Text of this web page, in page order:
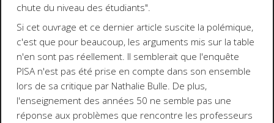
chute du niveau des étudiants".
Si cet ouvrage et ce dernier article suscite la polémique,
c'est que pour beaucoup, les arguments mis sur la table
n'en sont pas réellement. Il semblerait que l'enquête
PISA n'est pas été prise en compte dans son ensemble
lors de sa critique par Nathalie Bulle. De plus,
l'enseignement des années 50 ne semble pas une
réponse aux problèmes que rencontre les professeurs